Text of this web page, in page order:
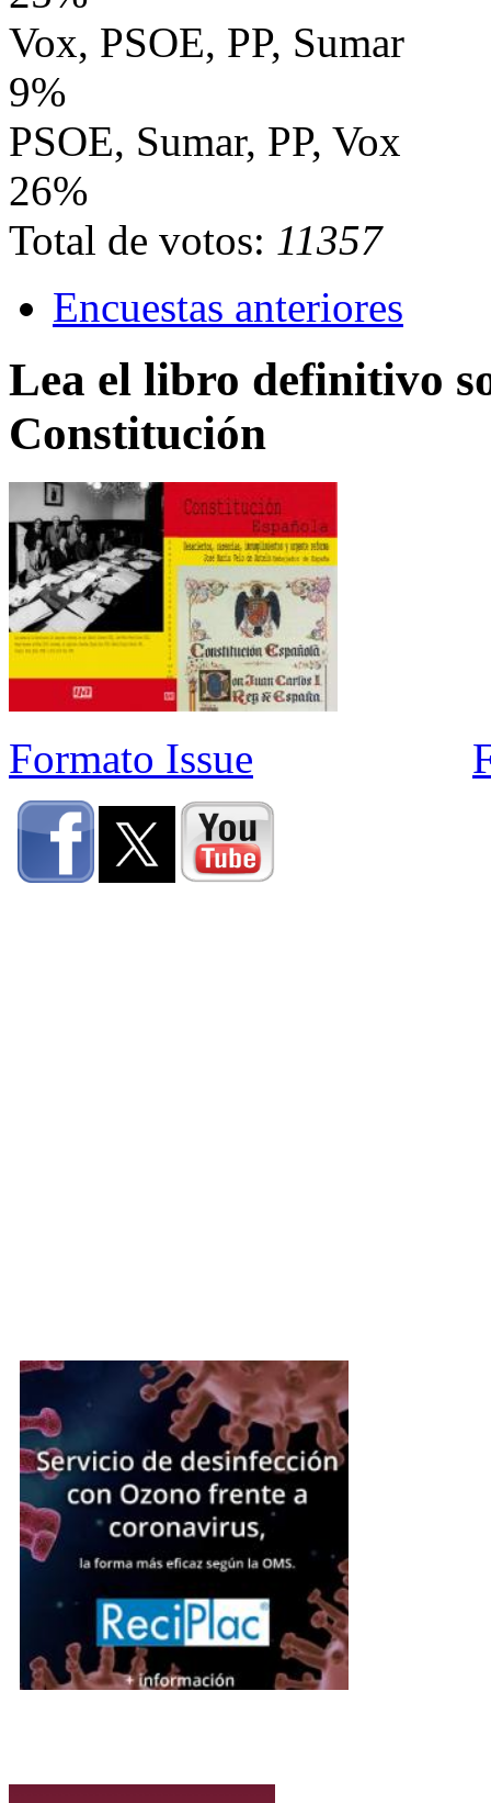
Vox, PSOE, PP, Sumar
9%
PSOE, Sumar, PP, Vox
26%
Total de votos: 11357
Encuestas anteriores
Lea el libro definitivo
Constitución
Formato Issue